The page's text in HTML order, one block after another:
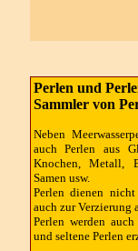
Perlen und
Sammler von
Neben
auch Perlen aus
Knochen, Metall,
Samen usw.
Perlen dienen
auch zur Verzierung
Perlen werden
und seltene Perlen